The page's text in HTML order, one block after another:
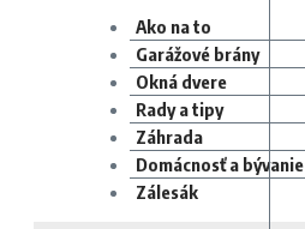
Ako na to
Garážové brány
Okná dvere
Rady a tipy
Záhrada
Domácnosť a bývanie
Zálesák